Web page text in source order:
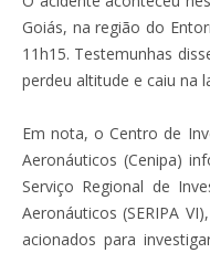
Goiás, na região do
11h15. Testemunhas
perdeu altitude e caiu na
Em nota, o Centro de
Aeronáuticos (Cenipa)
Serviço Regional de
Aeronáuticos (SERIPA
acionados para